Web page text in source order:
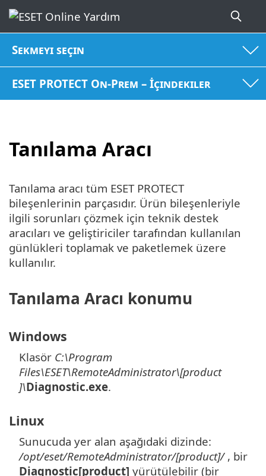
Sekmeyi seçin
ESET PROTECT On-Prem – İçindekiler
Tanılama Aracı
Tanılama aracı tüm ESET PROTECT
bileşenlerinin parçasıdır. Ürün bileşenleriyle
ilgili sorunları çözmek için teknik destek
aracıları ve geliştiriciler tarafından kullanılan
günlükleri toplamak ve paketlemek üzere
kullanılır.
Tanılama Aracı konumu
Windows
Klasör C:\Program
Files\ESET\RemoteAdministrator\[product
]\Diagnostic.exe.
Linux
Sunucuda yer alan aşağıdaki dizinde:
/opt/eset/RemoteAdministrator/[product]/, bir
Diagnostic[product] yürütülebilir (bir